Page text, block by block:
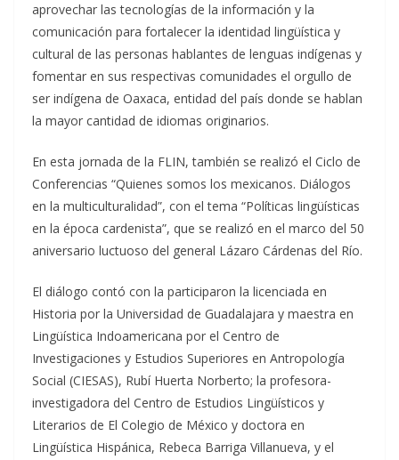
aprovechar las tecnologías de la información y la
comunicación para fortalecer la identidad lingüística y
cultural de las personas hablantes de lenguas indígenas y
fomentar en sus respectivas comunidades el orgullo de
ser indígena de Oaxaca, entidad del país donde se hablan
la mayor cantidad de idiomas originarios.
En esta jornada de la FLIN, también se realizó el Ciclo de
Conferencias “Quienes somos los mexicanos. Diálogos
en la multiculturalidad”, con el tema “Políticas lingüísticas
en la época cardenista”, que se realizó en el marco del 50
aniversario luctuoso del general Lázaro Cárdenas del Río.
El diálogo contó con la participaron la licenciada en
Historia por la Universidad de Guadalajara y maestra en
Lingüística Indoamericana por el Centro de
Investigaciones y Estudios Superiores en Antropología
Social (CIESAS), Rubí Huerta Norberto; la profesora-
investigadora del Centro de Estudios Lingüísticos y
Literarios de El Colegio de México y doctora en
Lingüística Hispánica, Rebeca Barriga Villanueva, y el